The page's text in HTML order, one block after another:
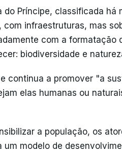
Príncipe, classificada há
infraestruturas, mas
com a formatação
biodiversidade e
continua a promover "a
elas humanas ou
a população, os
modelo de